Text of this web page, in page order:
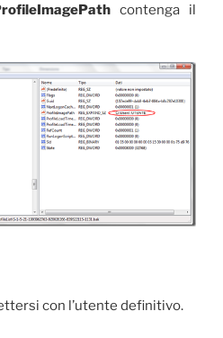
contenga il
con l’utente definitivo.